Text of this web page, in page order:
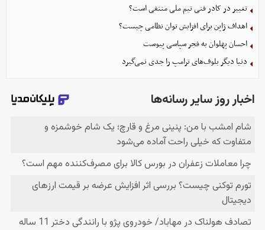
تغییر در کادر فنی تیم ملی منتفی است؟
اهداف ژاپن برای افزایش توان نظامی چیست؟
احسان پهلوان به فجر سپاسی پیوست
دنیا دیگر بلوف‌های ترامپ را جدی نمی‌گیرد